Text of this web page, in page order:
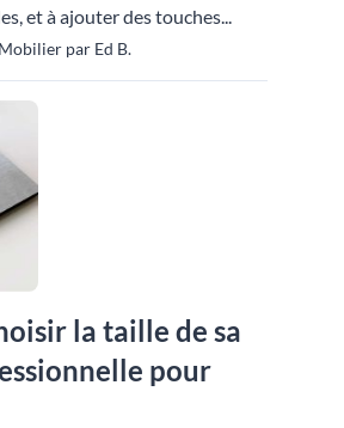
et à ajouter des touches...
par Ed B.
la taille de sa
pour